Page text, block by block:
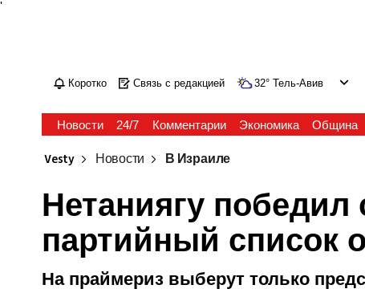
'
Коротко Связь с редакцией 32° Тель-Авив
Новости 24/7 Комментарии Экономика Община
Vesty Новости В Израиле
Нетаниягу победил
партийный список
На праймериз выберут только